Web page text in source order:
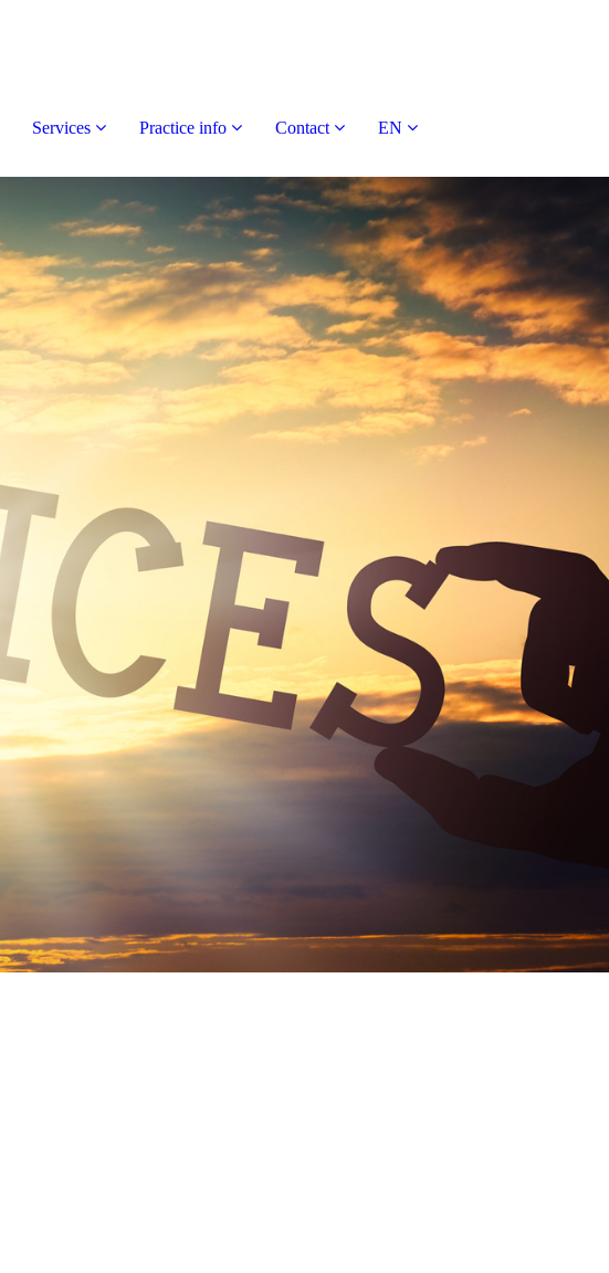
Services Practice info Contact EN